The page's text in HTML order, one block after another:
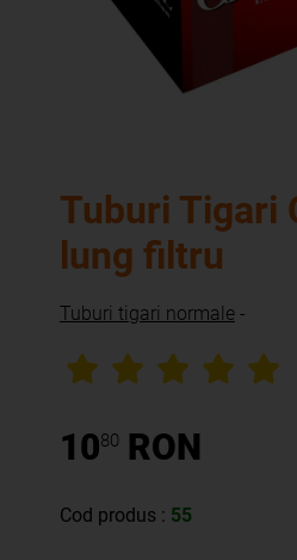
Tuburi Tigari
lung filtru
Tuburi tigari normale -
1080 RON
Cod produs : 55